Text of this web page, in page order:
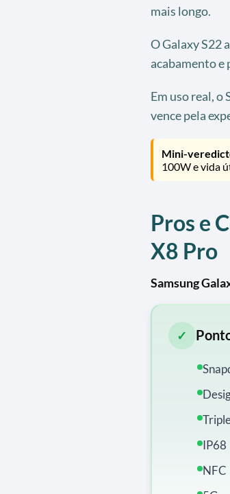
mais longo.
O Galaxy S22
acabamento e
Em uso real, o
vence pela
Mini-
100W e vida
Pros e
X8 Pro
Samsung
✓
IP68
NFC